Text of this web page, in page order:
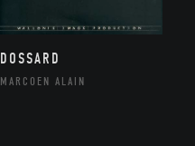
DOSSARD
MARCOEN ALAIN